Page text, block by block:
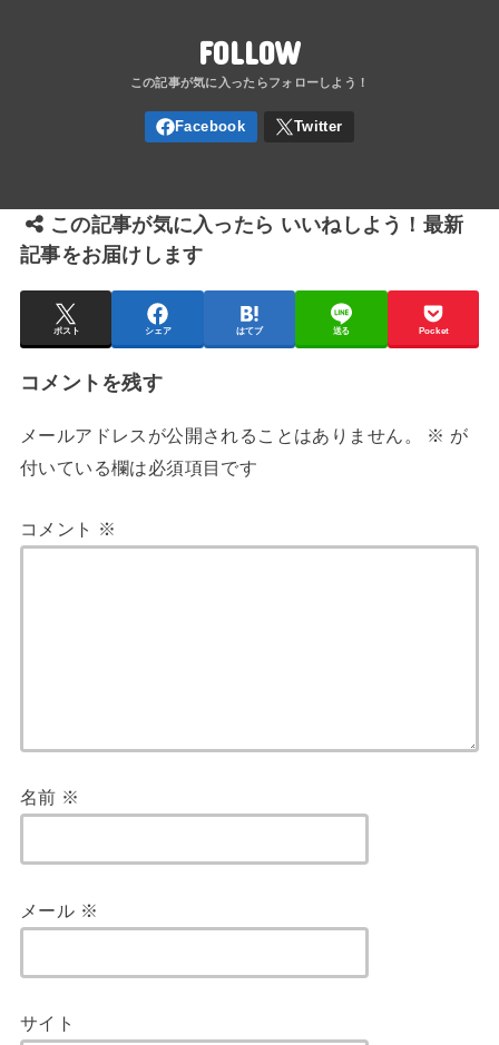
FOLLOW
この記事が気に入ったら いいねしよう！最新
記事をお届けします
ポスト シェア はてブ 送る Pocket
コメントを残す
メールアドレスが公開されることはありません。 ※ が
付いている欄は必須項目です
コメント ※
名前 ※
メール ※
サイト